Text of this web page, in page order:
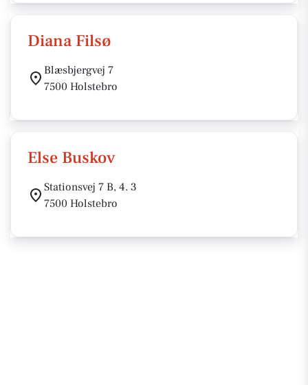
Diana Filsø
Blæsbjergvej 7
7500 Holstebro
Else Buskov
Stationsvej 7 B, 4. 3
7500 Holstebro